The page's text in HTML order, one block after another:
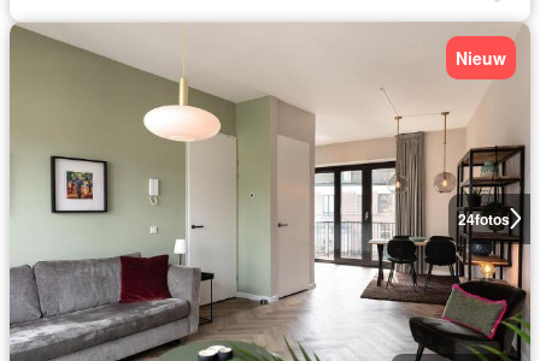
24fotos
Nieuw